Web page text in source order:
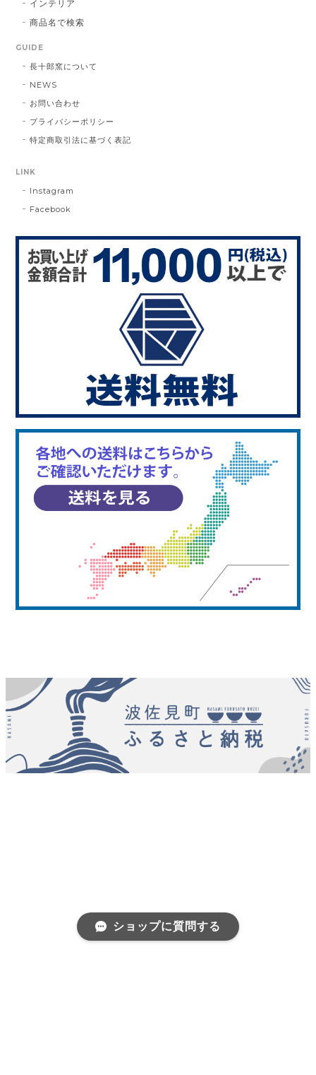
インテリア
商品名で検索
GUIDE
長十郎窯について
NEWS
お問い合わせ
プライバシーポリシー
特定商取引法に基づく表記
LINK
Instagram
Facebook
ショップに質問する